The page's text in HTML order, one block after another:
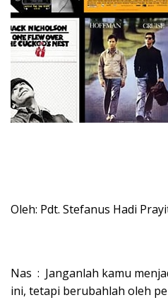
Oleh: Pdt. Stefanus Hadi
Nas : Janganlah kamu
ini, tetapi berubahlah oleh